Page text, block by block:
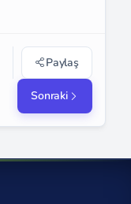
Paylaş
Sonraki